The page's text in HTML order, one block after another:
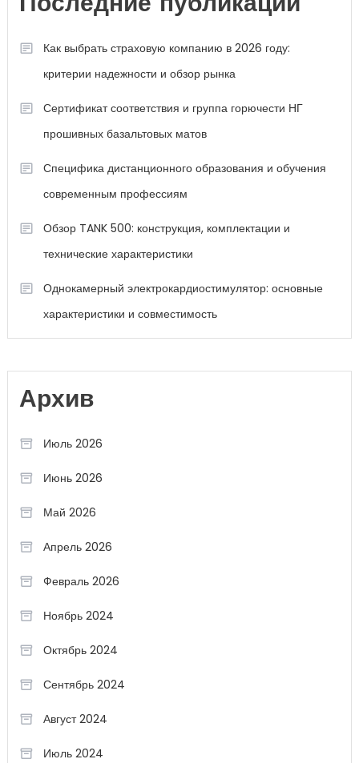
Последние публикации
Как выбрать страховую компанию в 2026 году:
критерии надежности и обзор рынка
Сертификат соответствия и группа горючести НГ
прошивных базальтовых матов
Специфика дистанционного образования и обучения
современным профессиям
Обзор TANK 500: конструкция, комплектации и
технические характеристики
Однокамерный электрокардиостимулятор: основные
характеристики и совместимость
Архив
Июль 2026
Июнь 2026
Май 2026
Апрель 2026
Февраль 2026
Ноябрь 2024
Октябрь 2024
Сентябрь 2024
Август 2024
Июль 2024